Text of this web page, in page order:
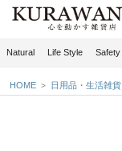
Natural Life Style Safety
HOME 日用品・生活雑貨